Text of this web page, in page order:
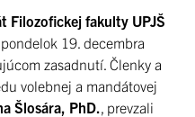
Filozofickej fakulty UPJŠ
19. decembra
zasadnutí. Členky a
volebnej a mandátovej
Šlosára, PhD. , prevzali